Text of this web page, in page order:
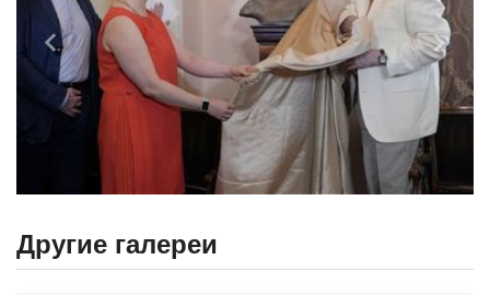
Назад
Другие галереи